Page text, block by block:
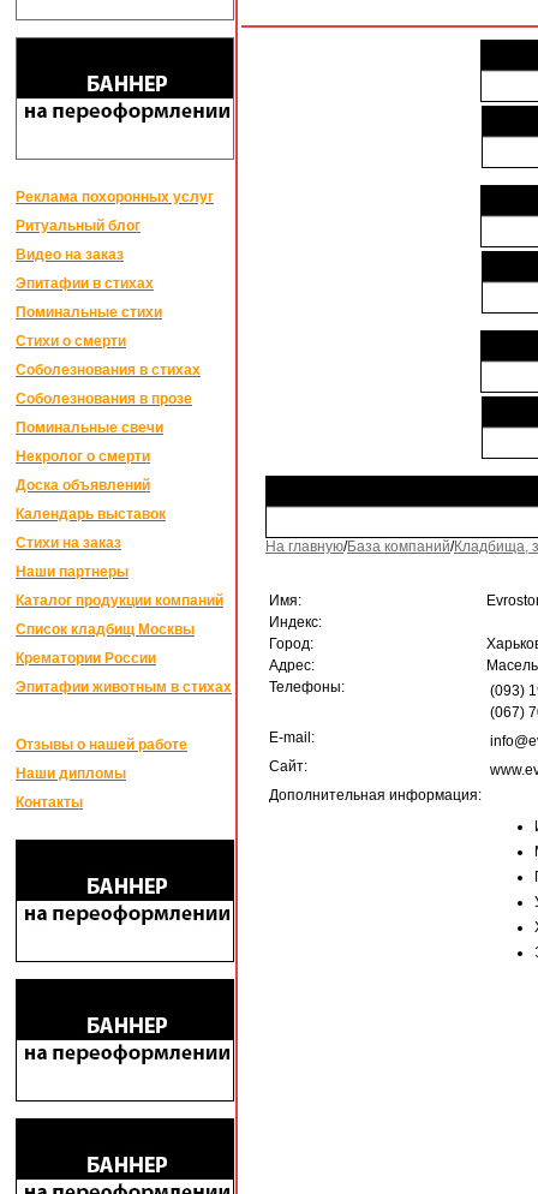
Реклама похоронных услуг
Ритуальный блог
Видео на заказ
Эпитафии в стихах
Поминальные стихи
Стихи о смерти
Соболезнования в стихах
Соболезнования в прозе
Поминальные свечи
Некролог о смерти
Доска объявлений
Календарь выставок
Стихи на заказ
Наши партнеры
Каталог продукции компаний
Список кладбищ Москвы
Крематории России
Эпитафии животным в стихах
Отзывы о нашей работе
Наши дипломы
Контакты
На главную/База компаний/Кладбища,
Имя:
Индекс:
Город:
Адрес:
Телефоны:
(093)
(067)
E-mail:
Сайт:
Дополнительная информация: